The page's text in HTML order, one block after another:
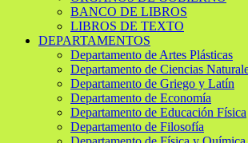
BANCO DE LIBROS
LIBROS DE TEXTO
DEPARTAMENTOS
Departamento de Artes Plásticas
Departamento de Ciencias
Departamento de Griego y Latín
Departamento de Economía
Departamento de Educación Física
Departamento de Filosofía